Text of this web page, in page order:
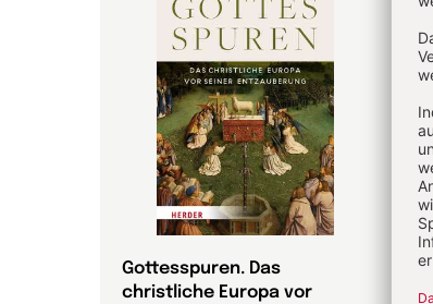
Gottesspuren. Das
christliche Europa vor